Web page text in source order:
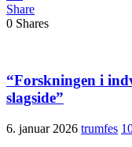
Share
0 Shares
“Forskningen i
slagside”
6. januar 2026 trumfes